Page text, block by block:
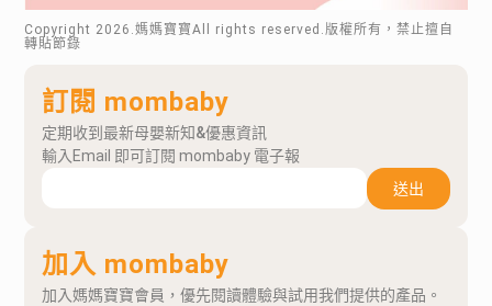
Copyright 2026 .媽媽寶寶All rights reserved.版權所有，禁止擅自
轉貼節錄
訂閱 mombaby
定期收到最新母嬰新知&優惠資訊
輸入Email 即可訂閱 mombaby 電子報
送出
加入 mombaby
加入媽媽寶寶會員，優先閱讀體驗與試用我們提供的產品。